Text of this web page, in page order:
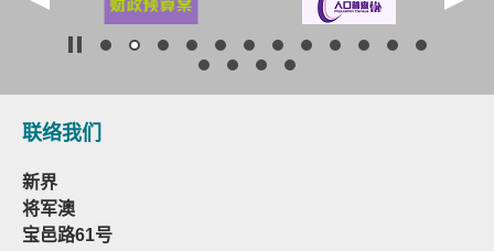
联络我们
新界
将军澳
宝邑路61号